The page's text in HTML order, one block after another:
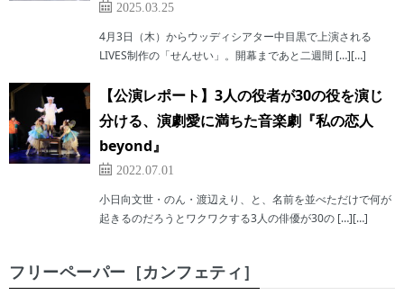
2025.03.25
4月3日（木）からウッディシアター中目黒で上演される
LIVES制作の「せんせい」。開幕まであと二週間 […][…]
【公演レポート】3人の役者が30の役を演じ
分ける、演劇愛に満ちた音楽劇『私の恋人
beyond』
2022.07.01
小日向文世・のん・渡辺えり、と、名前を並べただけで何が
起きるのだろうとワクワクする3人の俳優が30の […][…]
フリーペーパー［カンフェティ］